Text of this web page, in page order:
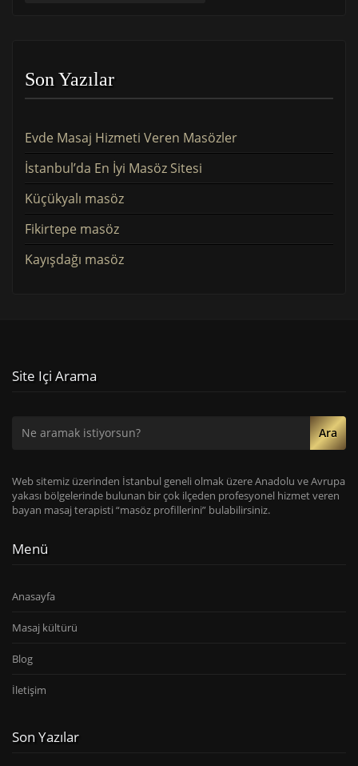
Son Yazılar
Evde Masaj Hizmeti Veren Masözler
İstanbul’da En İyi Masöz Sitesi
Küçükyalı masöz
Fikirtepe masöz
Kayışdağı masöz
Site Içi Arama
Ara
Web sitemiz üzerinden İstanbul geneli olmak üzere Anadolu ve Avrupa
yakası bölgelerinde bulunan bir çok ilçeden profesyonel hizmet veren
bayan masaj terapisti “masöz profillerini” bulabilirsiniz.
Menü
Anasayfa
Masaj kültürü
Blog
İletişim
Son Yazılar